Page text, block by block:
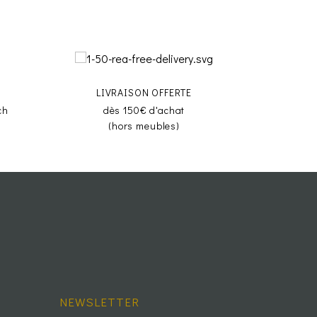
LIVRAISON OFFERTE
dès 150€ d'achat
(hors meubles)
NEWSLETTER